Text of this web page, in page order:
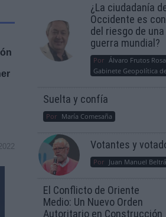
¿La ciudadanía
Occidente es
del riesgo de
guerra mundial?
Por Álvaro Frutos
Gabinete Geopolítica
Suelta y confía
Por María Comesaña
Votantes y
Por Juan Manuel
El Conflicto de Oriente
Medio: Un Nuevo Orden
Autoritario en Construcción